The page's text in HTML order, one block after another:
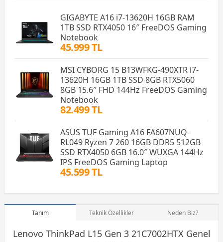
GIGABYTE A16 i7-13620H 16GB RAM
1TB SSD RTX4050 16″ FreeDOS Gaming
Notebook
45.999 TL
MSI CYBORG 15 B13WFKG-490XTR i7-
13620H 16GB 1TB SSD 8GB RTX5060
8GB 15.6″ FHD 144Hz FreeDOS Gaming
Notebook
82.499 TL
ASUS TUF Gaming A16 FA607NUQ-
RL049 Ryzen 7 260 16GB DDR5 512GB
SSD RTX4050 6GB 16.0″ WUXGA 144Hz
IPS FreeDOS Gaming Laptop
45.599 TL
Tanım Teknik Özellikler Neden Biz?
Lenovo ThinkPad L15 Gen 3 21C7002HTX Genel